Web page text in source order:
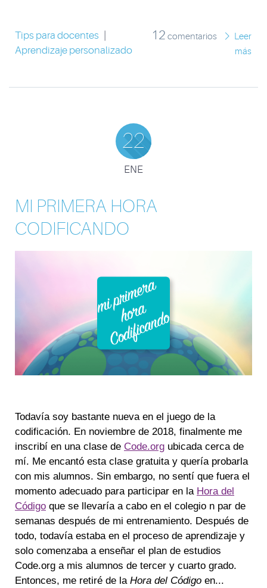
Tips para docentes
Aprendizaje personalizado
12 comentarios
Leer
más
22
ENE
MI PRIMERA HORA
CODIFICANDO
Todavía soy bastante nueva en el juego de la
codificación. En noviembre de 2018, finalmente me
inscribí en una clase de Code.org ubicada cerca de
mí. Me encantó esta clase gratuita y quería probarla
con mis alumnos. Sin embargo, no sentí que fuera el
momento adecuado para participar en la Hora del
Código que se llevaría a cabo en el colegio n par de
semanas después de mi entrenamiento. Después de
todo, todavía estaba en el proceso de aprendizaje y
solo comenzaba a enseñar el plan de estudios
Code.org a mis alumnos de tercer y cuarto grado.
Entonces, me retiré de la Hora del Código en...